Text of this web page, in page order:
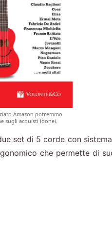
Amazon potremmo
sugli acquisti idonei.
set di 5 corde con
che permette di